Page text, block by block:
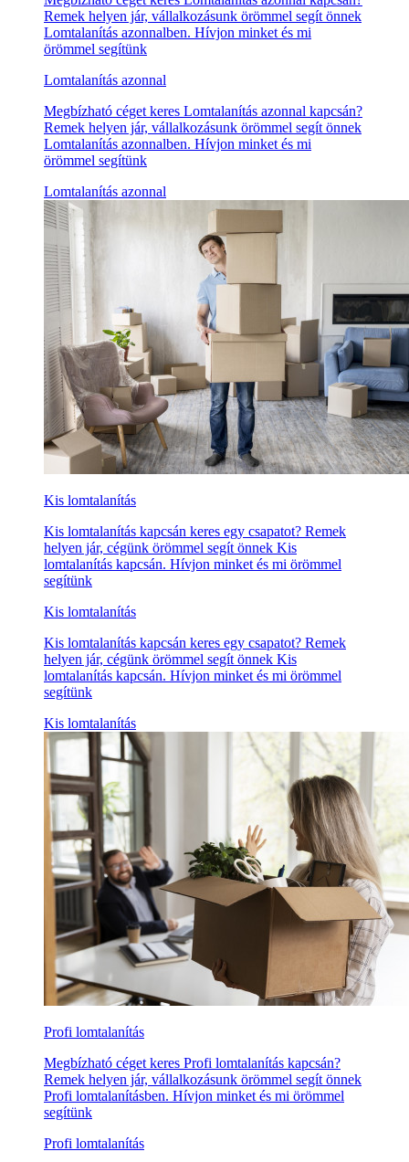
Remek helyen jár, vállalkozásunk örömmel segít önnek
Lomtalanítás azonnalben. Hívjon minket és mi
örömmel segítünk
Lomtalanítás azonnal
Megbízható céget keres Lomtalanítás azonnal kapcsán?
Remek helyen jár, vállalkozásunk örömmel segít önnek
Lomtalanítás azonnalben. Hívjon minket és mi
örömmel segítünk
Lomtalanítás azonnal
Kis lomtalanítás
Kis lomtalanítás kapcsán keres egy csapatot? Remek
helyen jár, cégünk örömmel segít önnek Kis
lomtalanítás kapcsán. Hívjon minket és mi örömmel
segítünk
Kis lomtalanítás
Kis lomtalanítás kapcsán keres egy csapatot? Remek
helyen jár, cégünk örömmel segít önnek Kis
lomtalanítás kapcsán. Hívjon minket és mi örömmel
segítünk
Kis lomtalanítás
Profi lomtalanítás
Megbízható céget keres Profi lomtalanítás kapcsán?
Remek helyen jár, vállalkozásunk örömmel segít önnek
Profi lomtalanításben. Hívjon minket és mi örömmel
segítünk
Profi lomtalanítás